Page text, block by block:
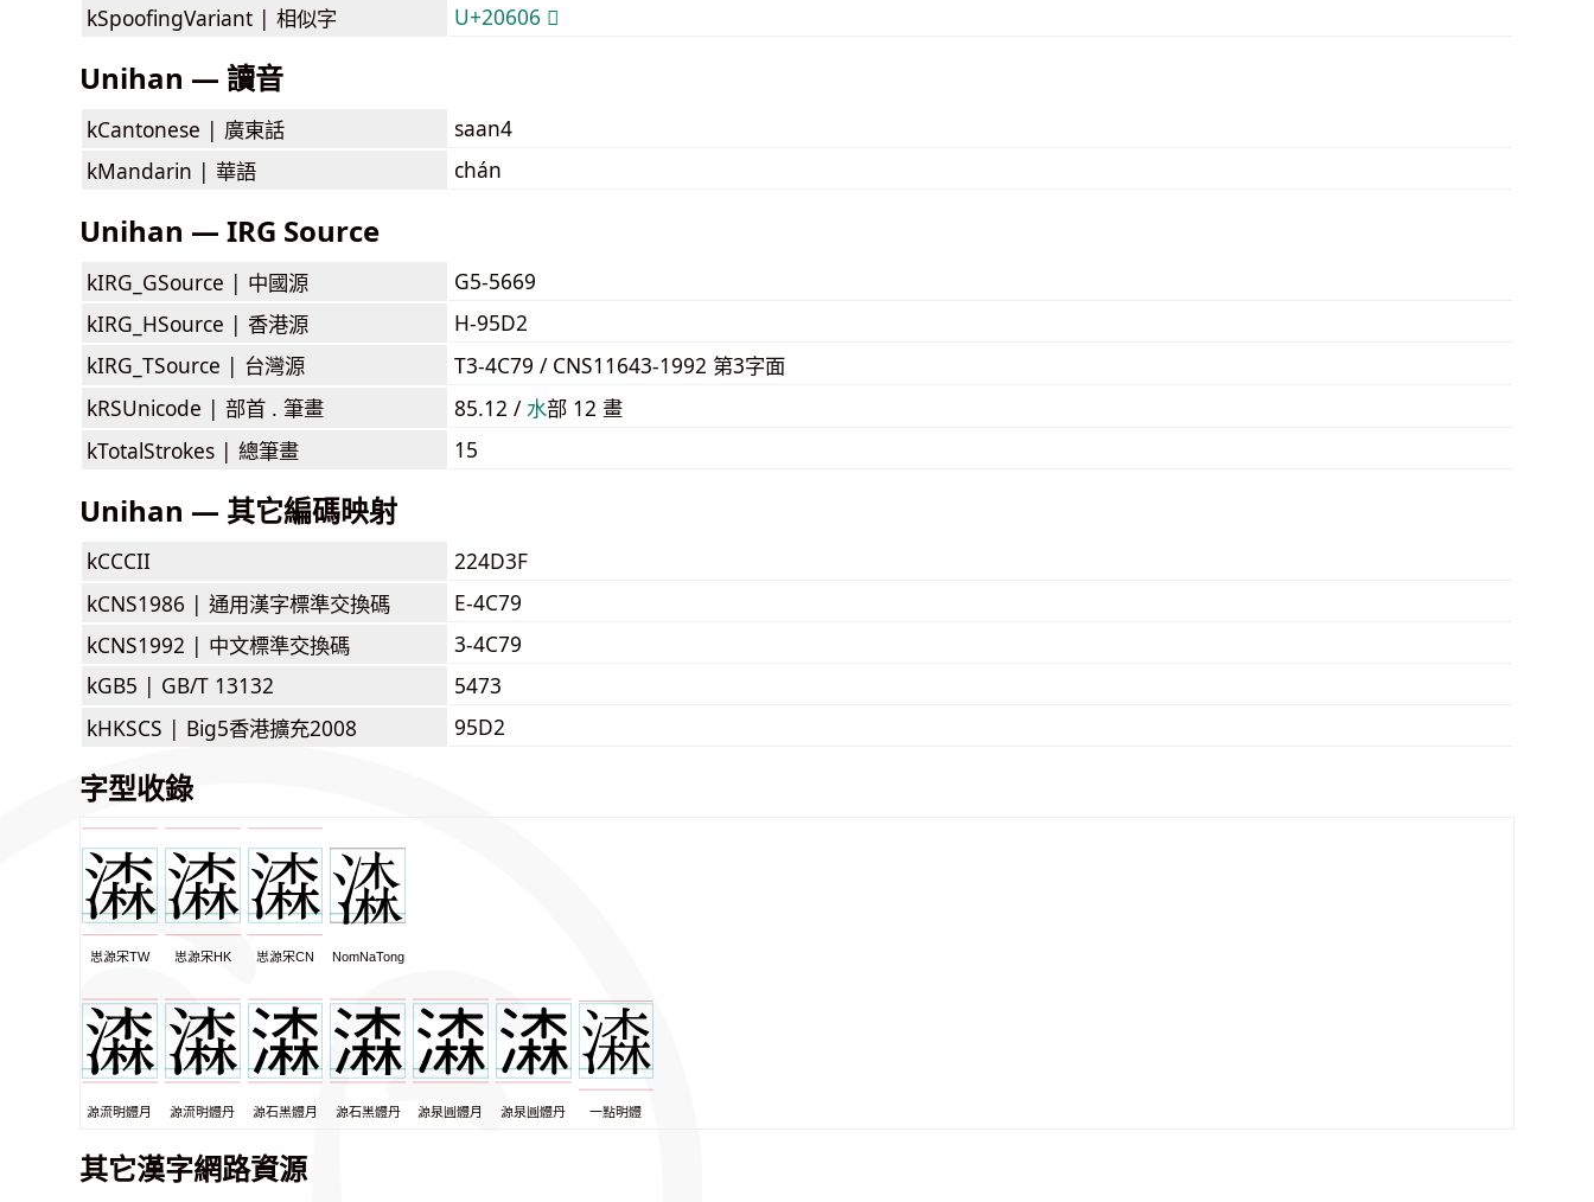
kSpoofingVariant | 相似字 U+20606 𠘆
Unihan — 讀音
kCantonese | 廣東話
saan4
kMandarin | 華語 chán
Unihan — IRG Source
kIRG_GSource | 中國源
G5-5669
kIRG_HSource | 香港源
H-95D2
kIRG_TSource | 台灣源
T3-4C79 / CNS11643-1992 第3字面
kRSUnicode | 部首 . 筆畫 85.12 / ⽔部 12 畫
kTotalStrokes | 總筆畫 15
Unihan — 其它編碼映射
kCCCII
224D3F
kCNS1986 | 通用漢字標準交換碼
E-4C79
kCNS1992 | 中文標準交換碼
3-4C79
kGB5 | GB/T 13132
5473
kHKSCS | Big5香港擴充2008 95D2
字型收錄
思源宋TW 思源宋HK 思源宋CN NomNaTong
源流明體月 源流明體丹 源石黑體月 源石黑體丹 源泉圓體月 源泉圓體丹 一點明體
其它漢字網路資源